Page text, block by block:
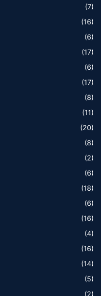
(7)
(16)
(6)
(17)
(6)
(17)
(8)
(11)
(20)
(8)
(2)
(6)
(18)
(6)
(16)
(4)
(16)
(14)
(5)
(2)